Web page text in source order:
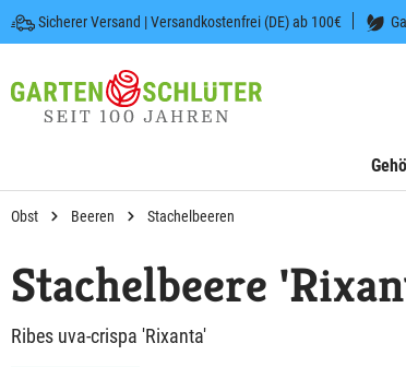
Zur Hauptnavigation springen
Sicherer Versand | Versandkostenfrei (DE) ab 100€
Obst Beeren Stachelbeeren
Stachelbeere
Ribes uva-crispa 'Rixanta'